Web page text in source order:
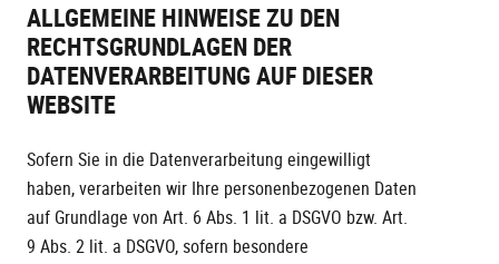
ALLGEMEINE HINWEISE ZU DEN
RECHTSGRUNDLAGEN DER
DATENVERARBEITUNG AUF DIESER
WEBSITE
Sofern Sie in die Datenverarbeitung eingewilligt
haben, verarbeiten wir Ihre personenbezogenen Daten
auf Grundlage von Art. 6 Abs. 1 lit. a DSGVO bzw. Art.
9 Abs. 2 lit. a DSGVO, sofern besondere